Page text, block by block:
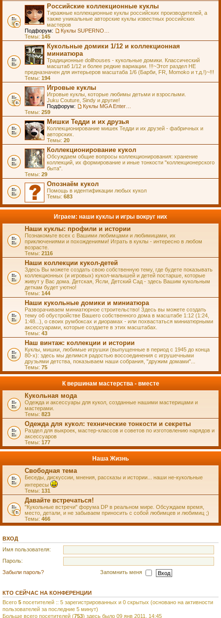
Российские коллекционные куклы
Тиражные коллекционные куклы российских производителей, а
также уникальные авторские куклы известных российских
мастеров
Подфорум:
Темы: 145
Кукольные домики 1/12 и коллекционная
миниатюра
Традиционные dollhouses - кукольные домики. Классический
масштаб 1/12 и более редкие вариации. !!!~Этот раздел НЕ
предназначен для интерьеров масштаба 1/6 (Барби, FR, Momoko и т.д.!)~!!!
Темы: 194
Игровые куклы
Игровые куклы, которые любимы детьми и взрослыми.
Juku Couture, Sindy и другие!
Подфорум:
Темы: 259
Мишки Тедди и их друзья
Коллекционирование мишек Тедди и их друзей - фабричных и
авторских.
Темы: 20
Коллекционирование кукол
Обсуждаем общие вопросы коллекционирования: хранение
коллекций, их формирование и иные тонкости "коллекционерского
быта".
Темы: 29
Опознаём кукол
Помощь в идентификации любых кукол
Темы: 683
Играем: наши куклы и игры вокруг них
Наши куклы: профили и истории
Познакомьте всех с Вашими любимцами и любимицами, их
приключениями и похождениями! Играть в куклы - интересно в любом
возрасте.
Темы: 2116
Наши коллекции кукол-детей
Здесь Вы можете создать свою собственную тему, где будете показывать
коллекционных (и игровых) кукол-малышей и детей постарше, которые
живут у Вас дома. Детская, Ясли, Детский Сад - здесь Вашим кукольным
деткам будет уютно!
Темы: 144
Наши кукольные домики и миниатюра
Разворачиваем миниатюрное строительство! Здесь вы можете создать
тему об обустройстве Вашего собственного дома в масштабе 1:12 (1:24,
1:48...), о своих румбоксах и диорамах - или похвастаться миниатюрными
аксессуарами, которые создаете в этих масштабах.
Темы: 43
Наш винтаж: коллекции и истории
Куклы, мишки, любимые игрушки (выпущенные в период с 1945 до конца
80-х): здесь мы делимся радостью воссоединения с игрушечными
друзьями детства, показываем наши собрания, "дружим домами"...
Темы: 75
К вершинам мастерства - вместе
Кукольная мода
Одежда и аксессуары для кукол, созданные нашими мастерицами и
мастерами.
Темы: 823
Одежда для кукол: технические тонкости и секреты
Раздел для выкроек, мастер-классов и советов по изготовлению нарядов и
аксессуаров
Темы: 177
Наша Жизнь
Свободная тема
Беседы, дискуссии, мнения, рассказы и истории... наши не-кукольные
интересы
Темы: 131
Давайте встречаться!
"Кукольные встречи" форума DP в реальном мире. Обсуждаем время,
место, детали, и не забываем приносить с собой любимцев и любимиц ;)
Темы: 466
ВХОД
Имя пользователя:
Пароль:
Забыли пароль?
Запомнить меня
КТО СЕЙЧАС НА КОНФЕРЕНЦИИ
Всего 5 посетителей :: 5 зарегистрированных и 0 скрытых (основано на активности
пользователей за последние 5 минут)
Больше всего посетителей (753) здесь было 09 янв 2011, 14:45